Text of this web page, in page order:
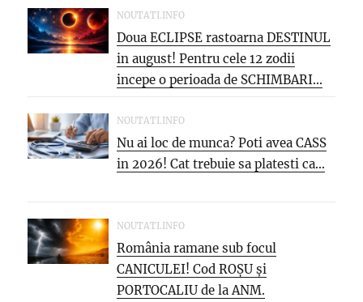
NOUTATI.INFO
Doua ECLIPSE rastoarna DESTINUL
in august! Pentru cele 12 zodii
incepe o perioada de SCHIMBARI...
NOUTATI.INFO
Nu ai loc de munca? Poti avea CASS
in 2026! Cat trebuie sa platesti ca...
NOUTATI.INFO
România ramane sub focul
CANICULEI! Cod ROȘU și
PORTOCALIU de la ANM.